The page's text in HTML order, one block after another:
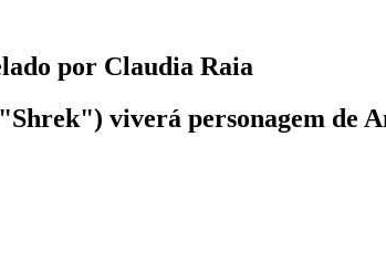
por Claudia Raia
viverá personagem de